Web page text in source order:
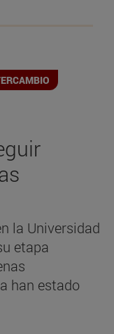
la Universidad
etapa
han estado